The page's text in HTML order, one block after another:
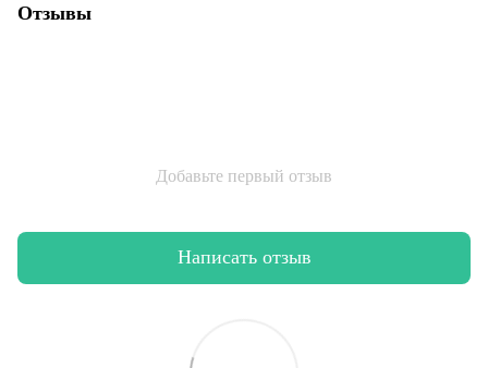
Отзывы
Добавьте первый отзыв
Написать отзыв